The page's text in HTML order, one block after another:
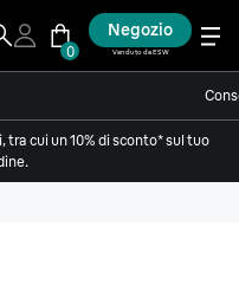
0
Negozio
Venduto da ESW
cui un 10% di sconto* sul tuo